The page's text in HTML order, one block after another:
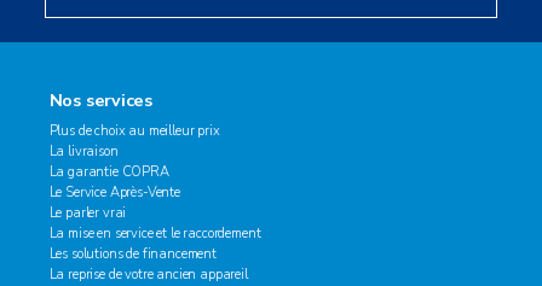
Nos services
Plus de choix au meilleur prix
La livraison
La garantie COPRA
Le Service Après-Vente
Le parler vrai
La mise en service et le raccordement
Les solutions de financement
La reprise de votre ancien appareil